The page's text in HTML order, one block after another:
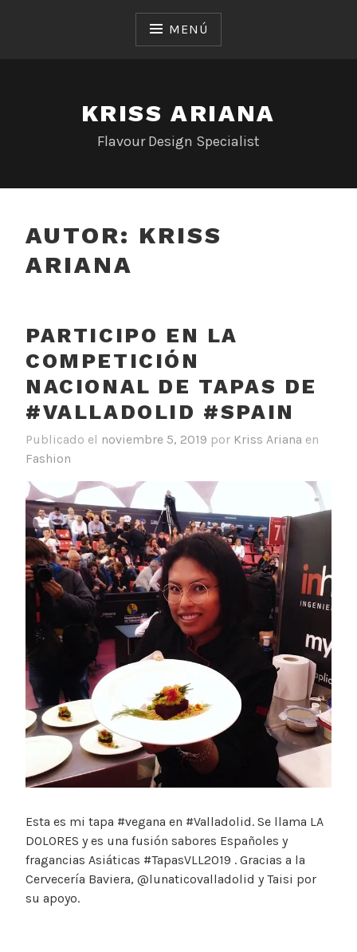
MENÚ
KRISS ARIANA
Flavour Design Specialist
AUTOR: KRISS
ARIANA
PARTICIPO EN LA
COMPETICIÓN
NACIONAL DE TAPAS DE
#VALLADOLID #SPAIN
Publicado el noviembre 5, 2019 por Kriss Ariana en
Fashion
Esta es mi tapa #vegana en #Valladolid. Se llama LA
DOLORES y es una fusión sabores Españoles y
fragancias Asiáticas #TapasVLL2019 . Gracias a la
Cervecería Baviera, @lunaticovalladolid y Taisi por
su apoyo.